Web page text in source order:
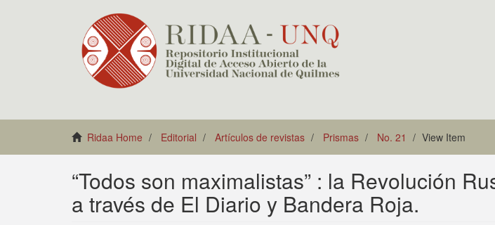
Ridaa Home Editorial Artículos de revistas Prismas No. 21 View Item
“Todos son maximalistas” : la Revolución
a través de El Diario y Bandera Roja.